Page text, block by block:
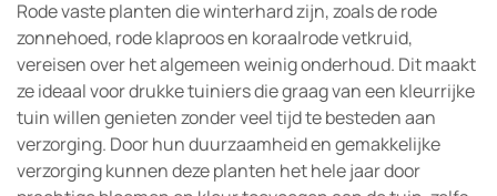
Rode vaste planten die winterhard zijn, zoals de rode
zonnehoed, rode klaproos en koraalrode vetkruid,
vereisen over het algemeen weinig onderhoud. Dit maakt
ze ideaal voor drukke tuiniers die graag van een kleurrijke
tuin willen genieten zonder veel tijd te besteden aan
verzorging. Door hun duurzaamheid en gemakkelijke
verzorging kunnen deze planten het hele jaar door